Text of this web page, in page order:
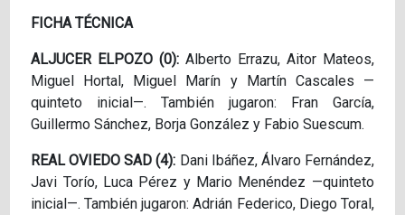
FICHA TÉCNICA
ALJUCER ELPOZO (0): Alberto Errazu, Aitor Mateos,
Miguel Hortal, Miguel Marín y Martín Cascales —
quinteto inicial—. También jugaron: Fran García,
Guillermo Sánchez, Borja González y Fabio Suescum.
REAL OVIEDO SAD (4): Dani Ibáñez, Álvaro Fernández,
Javi Torío, Luca Pérez y Mario Menéndez —quinteto
inicial—. También jugaron: Adrián Federico, Diego Toral,